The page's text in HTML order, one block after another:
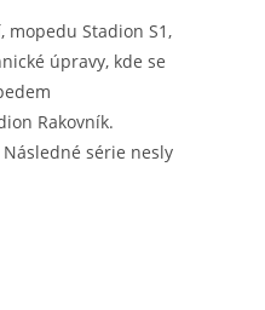
mopedu Stadion S1,
úpravy, kde se
Rakovník.
série nesly